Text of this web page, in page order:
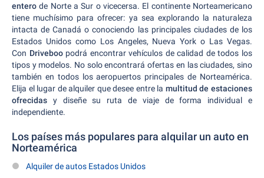
entero de Norte a Sur o vicecersa. El continente Norteamericano
tiene muchísimo para ofrecer: ya sea explorando la naturaleza
intacta de Canadá o conociendo las principales ciudades de los
Estados Unidos como Los Angeles, Nueva York o Las Vegas.
Con Driveboo podrá encontrar vehículos de calidad de todos los
tipos y modelos. No solo encontrará ofertas en las ciudades, sino
también en todos los aeropuertos principales de Norteamérica.
Elija el lugar de alquiler que desee entre la multitud de estaciones
ofrecidas y diseñe su ruta de viaje de forma individual e
independiente.
Los países más populares para alquilar un auto en
Norteamérica
Alquiler de autos Estados Unidos